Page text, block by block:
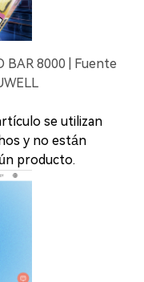
BAR 8000 | Fuente
se utilizan
y no están
producto.